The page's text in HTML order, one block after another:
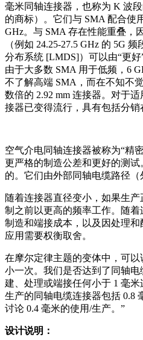
毫米同轴连接器，也称为 K 波
的商标）。它们与 SMA 配合使
GHz。与 SMA 存在性能重叠，
（例如 24.25-27.5 GHz 的 5G
分布系统 [LMDS]）可以由“更好
由于大多数 SMA 用于低频，6
不了解高端 SMA，而在不知不
数倍的 2.92 mm 连接器。对于
接器已变得流行，具有包括分销
空气介电同轴连接器被称为“精
更严格的制造公差和更好的测
的。它们由外部同轴电缆路径（
随着连接器直径变小，如果生
制之前以更高的频率工作。随
制造和端接成本，以及因处理
应用需要权衡取舍。
在摩尔定律主题的变体中，可
小一次。我们是否达到了同轴
建、处理或端接任何小于 1 毫
生产的同轴电缆连接器包括 0.8
讨论 0.4 毫米的使用/生产。”
设计说明：